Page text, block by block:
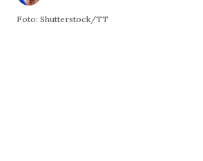
Foto: Shutterstock/TT